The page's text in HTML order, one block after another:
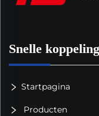
Snelle
Startpagina
Producten